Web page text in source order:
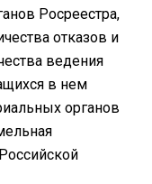
Росреестра,
отказов и
ведения
в нем
органов